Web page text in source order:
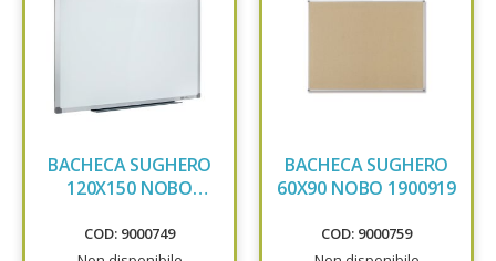
BACHECA SUGHERO
120X150 NOBO
COD: 9000749
BACHECA SUGHERO
60X90 NOBO 1900919
COD: 9000759